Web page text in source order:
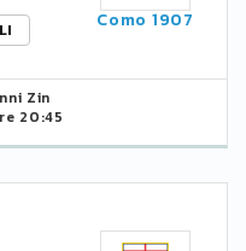
Como 1907
Zin
20:45